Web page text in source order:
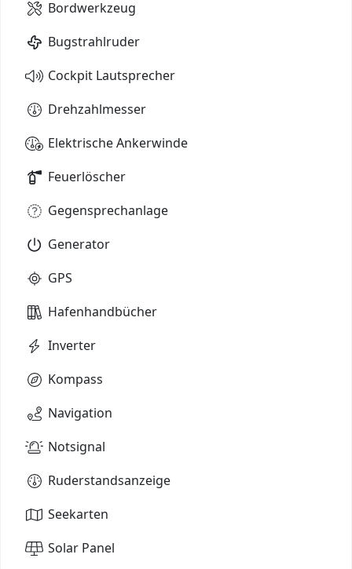
Bordwerkzeug
Bugstrahlruder
Cockpit Lautsprecher
Drehzahlmesser
Elektrische Ankerwinde
Feuerlöscher
Gegensprechanlage
Generator
GPS
Hafenhandbücher
Inverter
Kompass
Navigation
Notsignal
Ruderstandsanzeige
Seekarten
Solar Panel